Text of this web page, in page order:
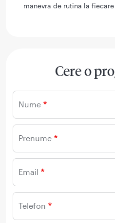
manevra de rutina la
Cere o
Nume
Prenume
Email
Telefon